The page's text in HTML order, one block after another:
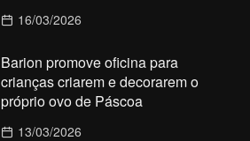
16/03/2026
Barion promove oficina para
crianças criarem e decorarem o
próprio ovo de Páscoa
13/03/2026